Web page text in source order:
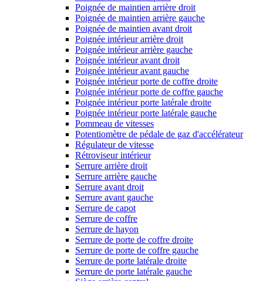
Poignée de maintien arrière droit
Poignée de maintien arrière gauche
Poignée de maintien avant droit
Poignée intérieur arrière droit
Poignée intérieur arrière gauche
Poignée intérieur avant droit
Poignée intérieur avant gauche
Poignée intérieur porte de coffre droite
Poignée intérieur porte de coffre gauche
Poignée intérieur porte latérale droite
Poignée intérieur porte latérale gauche
Pommeau de vitesses
Potentiomètre de pédale de gaz d'accélérateur
Régulateur de vitesse
Rétroviseur intérieur
Serrure arrière droit
Serrure arrière gauche
Serrure avant droit
Serrure avant gauche
Serrure de capot
Serrure de coffre
Serrure de hayon
Serrure de porte de coffre droite
Serrure de porte de coffre gauche
Serrure de porte latérale droite
Serrure de porte latérale gauche